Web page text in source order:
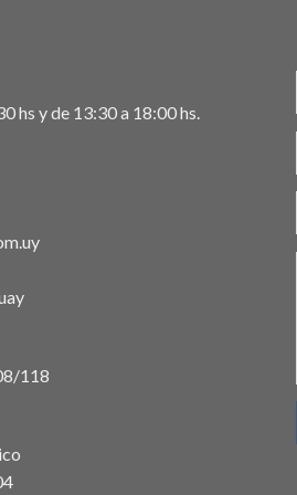
hs y de 13:30 a 18:00 hs.
118